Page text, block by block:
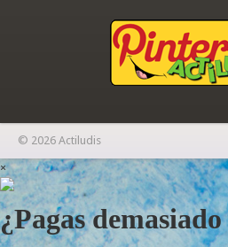
© 2026 Actiludis
×
¿Pagas